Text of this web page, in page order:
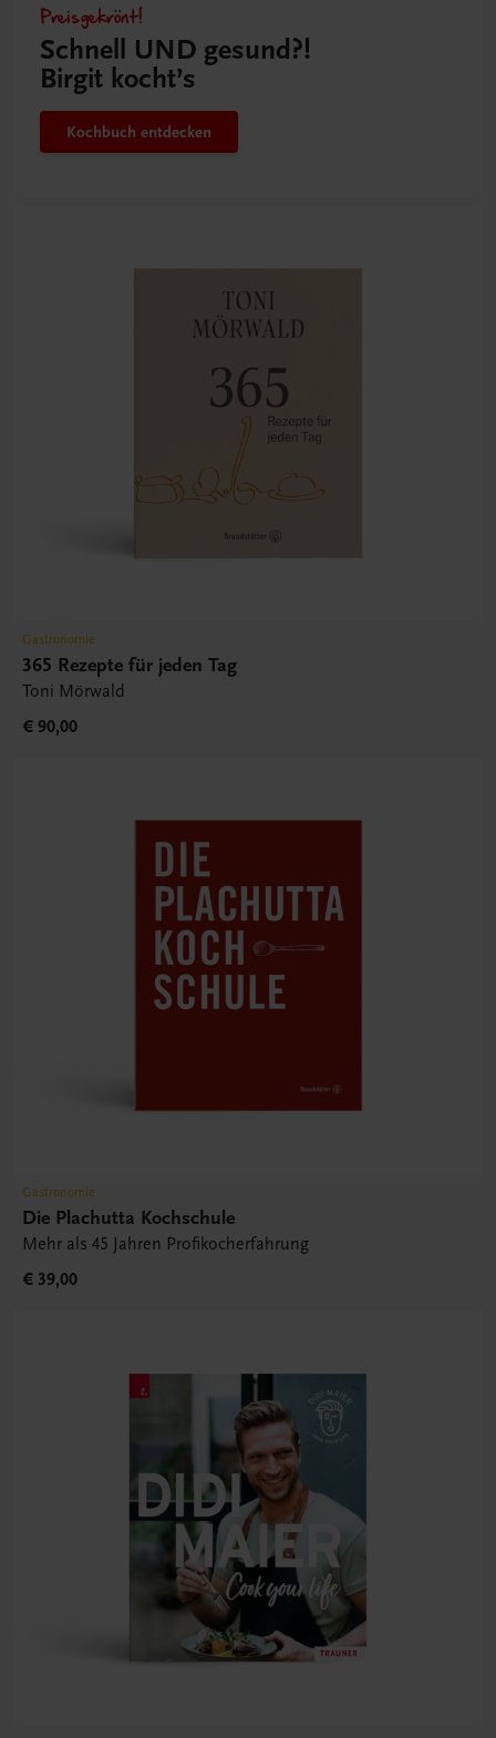
Preisgekrönt!
Schnell UND gesund?!
Birgit kocht’s
Kochbuch entdecken
Gastronomie
365 Rezepte für jeden Tag
Toni Mörwald
€ 90,00
Gastronomie
Die Plachutta Kochschule
Mehr als 45 Jahren Profikocherfahrung
€ 39,00